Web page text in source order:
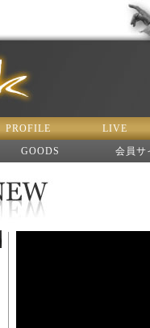
PROFILE
LIVE
GOODS 会員サ